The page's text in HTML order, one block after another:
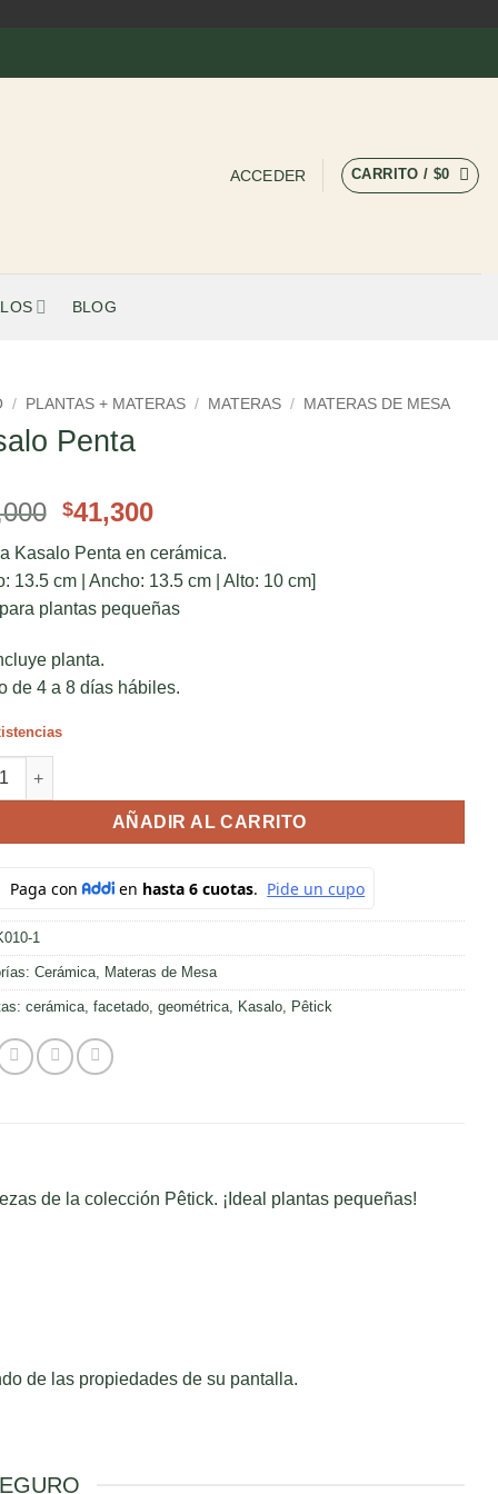
ACCEDER CARRITO / $0
BLOG
/ PLANTAS + MATERAS / MATERAS / MATERAS DE MESA
Penta
El
original
era:
$59,000.
$41,300El
precio
actual
es:
$41,300.
Kasalo Penta en cerámica.
13.5 cm | Ancho: 13.5 cm | Alto: 10 cm]
plantas pequeñas
planta.
de 4 a 8 días hábiles.
Penta cantidad
AÑADIR AL CARRITO
1
Cerámica, Materas de Mesa
cerámica, facetado, geométrica, Kasalo, Pêtick
de la colección Pêtick. ¡Ideal plantas pequeñas!
de las propiedades de su pantalla.